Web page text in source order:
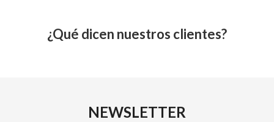
¿Qué dicen nuestros clientes?
NEWSLETTER